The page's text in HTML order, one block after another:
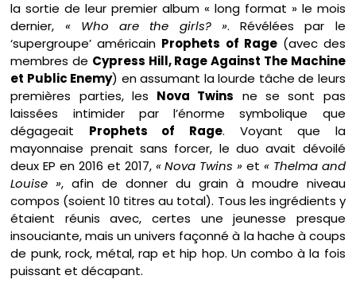
la sortie de leur premier album « long format » le mois
dernier, « Who are the girls? ». Révélées par le
‘supergroupe’ américain Prophets of Rage(avec des
membres de Cypress Hill, Rage Against The Machine
et Public Enemy) en assumant la lourde tâche de leurs
premières parties, les Nova Twins ne se sont pas
laissées intimider par l’énorme symbolique que
dégageait Prophets of Rage. Voyant que la
mayonnaise prenait sans forcer, le duo avait dévoilé
deux EP en 2016 et 2017, « Nova Twins » et « Thelma and
Louise », afin de donner du grain à moudre niveau
compos (soient 10 titres au total). Tous les ingrédients y
étaient réunis avec, certes une jeunesse presque
insouciante, mais un univers façonné à la hache à coups
de punk, rock, métal, rap et hip hop. Un combo à la fois
puissant et décapant.